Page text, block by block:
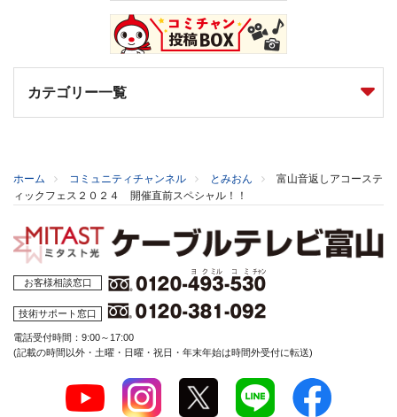
カテゴリー一覧
ホーム コミュニティチャンネル とみおん
富山音返しアコーステ
ィックフェス２０２４ 開催直前スペシャル！！
お客様相談窓口
技術サポート窓口
電話受付時間：9:00～17:00
(記載の時間以外・土曜・日曜・祝日・年末年始は時間外受付に転送)